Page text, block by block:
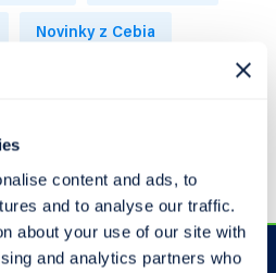
content and ads, to
and to analyse our traffic.
about your use of our site with
and analytics partners who
Novinky z Cebia